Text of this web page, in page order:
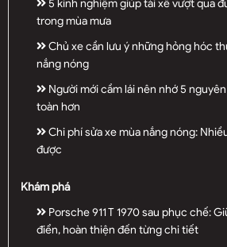
5 kinh nghiệm giúp tài xế vượt qua
trong mùa mưa
Chủ xe cần lưu ý những hỏng hóc
nắng nóng
Người mới cầm lái nên nhớ 5
toàn hơn
Chi phí sửa xe mùa nắng nóng:
được
Khám phá
Porsche 911 T 1970 sau phục chế:
điển, hoàn thiện đến từng chi tiết